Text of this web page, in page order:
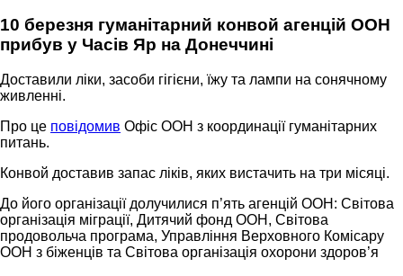
10 березня гуманітарний конвой агенцій ООН
прибув у Часів Яр на Донеччині
Доставили ліки, засоби гігієни, їжу та лампи на сонячному
живленні.
Про це повідомив Офіс ООН з координації гуманітарних
питань.
Конвой доставив запас ліків, яких вистачить на три місяці.
До його організації долучилися п’ять агенцій ООН: Світова
організація міграції, Дитячий фонд ООН, Світова
продовольча програма, Управління Верховного Комісару
ООН з біженців та Світова організація охорони здоров’я